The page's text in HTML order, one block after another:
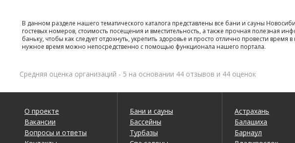
В данном разделе нашего тематического каталога представлены все бани и сауны
гостевых номеров, стоимость посещения и вместительность, а также прочная полезная
баньку, чтобы как следует отдохнуть, укрепить здоровье и просто отлично провести
нужное время можно непосредственно с помощью функционала нашего портала.
Средняя оценка организаций - 5 на основании 44 отзывов и 44 оценок
О проекте
Вакансии
Вопросы и ответы
Бани и сауны
Бассейны
Турбазы
Астрахань
Балашиха
Барнаул